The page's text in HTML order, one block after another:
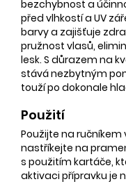
bezchybnost a
před vlhkostí a UV
barvy a zajišťuje
pružnost vlasů,
lesk. S důrazem na
stává nezbytným
touží po dokonale
Použití
Použijte na
nastříkejte na
s použitím kartáče,
aktivaci přípravku je